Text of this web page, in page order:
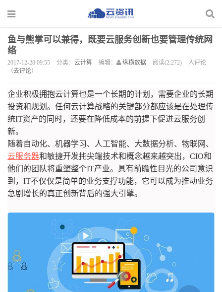
鱼与熊掌可以兼得，既要云服务创新也要管理传统网
络
2017-12-28 09:55 分类： 云计算 编辑： 纵横数据 阅读(2,272)
人评论
（去评论）
企业积极拥抱云计算也是一个长期的计划，需要企业的长期
投资和规划。任何云计算战略的关键部分都应该是在处理传
统IT资产的同时，还要在降低成本的前提下促进云服务创
新。
随着自动化、机器学习、人工智能、大数据分析、物联网、
云服务器和敏捷开发扥尖端技术和概念越来越突出，CIO和
他们的团队将重塑整个IT产业。具有前瞻性目光的公司意识
到，IT不仅仅是简单的业务支撑功能，它可以成为推动业务
急剧增长的真正创新背后的强大引擎。